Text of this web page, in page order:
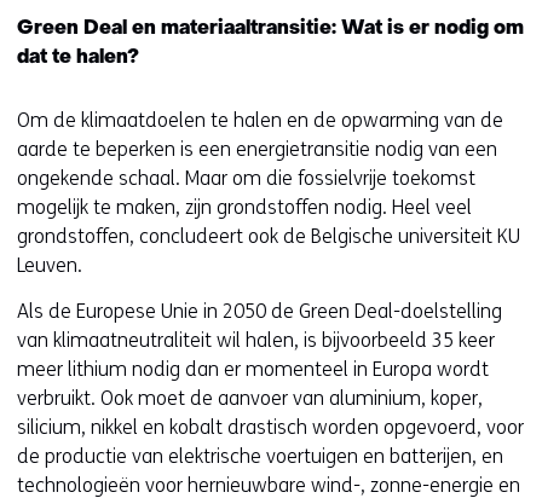
Green Deal en materiaaltransitie: Wat is er nodig om
dat te halen?
Om de klimaatdoelen te halen en de opwarming van de
aarde te beperken is een energietransitie nodig van een
ongekende schaal. Maar om die fossielvrije toekomst
mogelijk te maken, zijn grondstoffen nodig. Heel veel
grondstoffen, concludeert ook de Belgische universiteit KU
Leuven.
Als de Europese Unie in 2050 de Green Deal-doelstelling
van klimaatneutraliteit wil halen, is bijvoorbeeld 35 keer
meer lithium nodig dan er momenteel in Europa wordt
verbruikt. Ook moet de aanvoer van aluminium, koper,
silicium, nikkel en kobalt drastisch worden opgevoerd, voor
de productie van elektrische voertuigen en batterijen, en
technologieën voor hernieuwbare wind-, zonne-energie en